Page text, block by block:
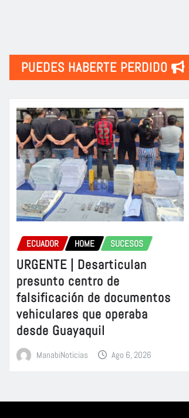
PUEDES HABERTE PERDIDO
ECUADOR HOME SUCESOS
URGENTE | Desarticulan
presunto centro de
falsificación de documentos
vehiculares que operaba
desde Guayaquil
ManabiNoticias Ago 6, 2026